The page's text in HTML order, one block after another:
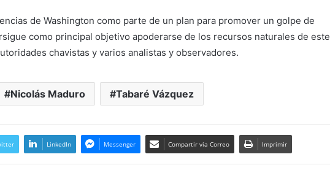
de Washington como parte de un plan para promover un golpe de
como principal objetivo apoderarse de los recursos naturales de este
chavistas y varios analistas y observadores.
Nicolás Maduro Tabaré Vázquez
LinkedIn Messenger Compartir via Correo Imprimir